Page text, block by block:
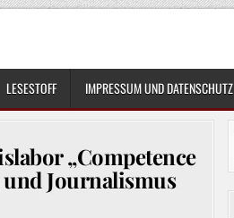
LESESTOFF IMPRESSUM UND DATENSCHUTZ
„Competence
und Journalismus